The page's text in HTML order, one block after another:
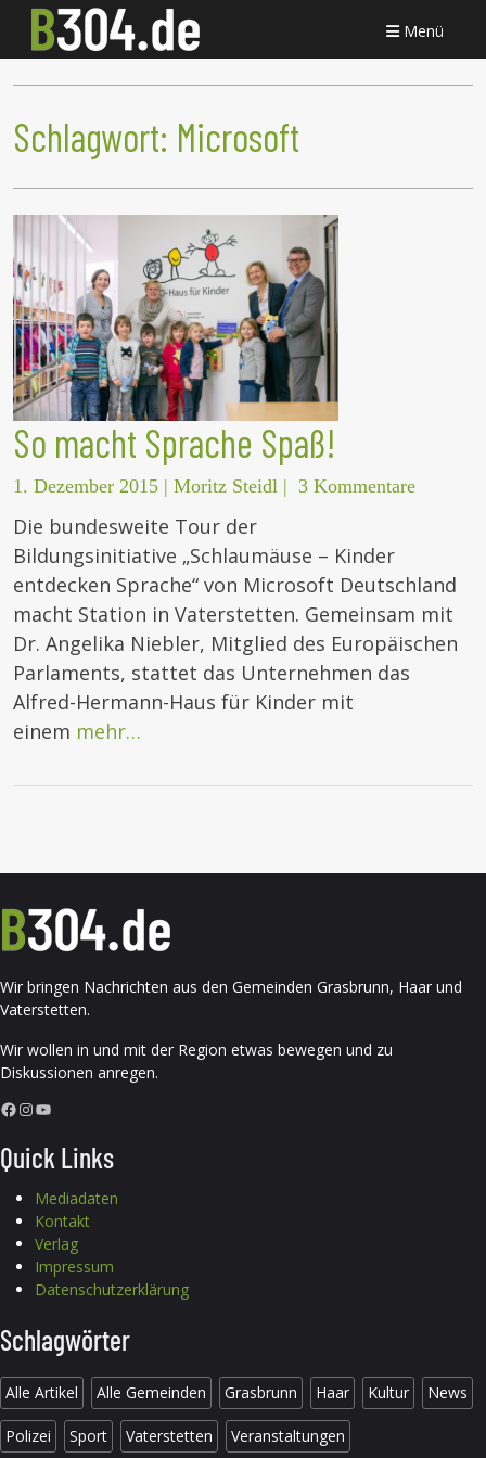
Menü
Schlagwort: Microsoft
So macht Sprache Spaß!
1. Dezember 2015 | Moritz Steidl | 3 Kommentare
Die bundesweite Tour der
Bildungsinitiative „Schlaumäuse – Kinder
entdecken Sprache“ von Microsoft Deutschland
macht Station in Vaterstetten. Gemeinsam mit
Dr. Angelika Niebler, Mitglied des Europäischen
Parlaments, stattet das Unternehmen das
Alfred-Hermann-Haus für Kinder mit
einem mehr…
Wir bringen Nachrichten aus den Gemeinden Grasbrunn, Haar und
Vaterstetten.
Wir wollen in und mit der Region etwas bewegen und zu
Diskussionen anregen.
Facebook InstagramYouTube
Quick Links
Mediadaten
Kontakt
Verlag
Impressum
Datenschutzerklärung
Schlagwörter
Alle Artikel Alle Gemeinden Grasbrunn Haar Kultur News
Polizei Sport Vaterstetten Veranstaltungen